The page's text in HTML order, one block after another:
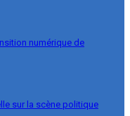
numérique de
sur la scène politique